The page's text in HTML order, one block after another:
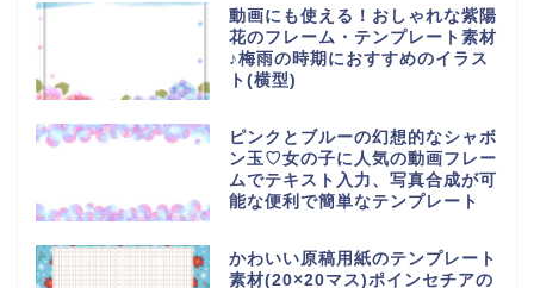
動画にも使える！おしゃれな紫陽
花のフレーム・テンプレート素材
♪梅雨の時期におすすめのイラス
ト(横型)
ピンクとブルーの幻想的なシャボ
ン玉♡女の子に人気の動画フレー
ムでテキスト入力、写真合成が可
能な便利で簡単なテンプレート
かわいい原稿用紙のテンプレート
素材(20×20マス)ポインセチアの